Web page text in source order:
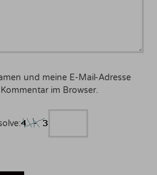
und meine E-Mail-Adresse
im Browser.